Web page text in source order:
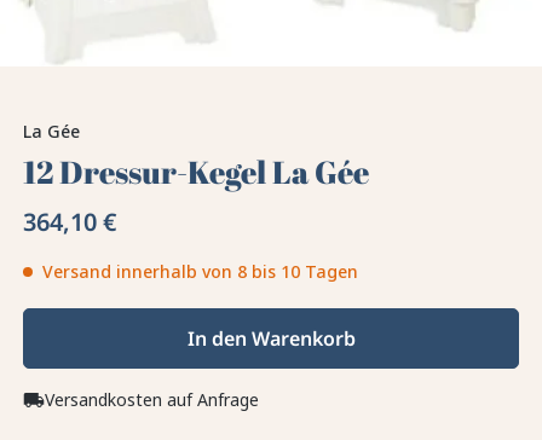
La Gée
12 Dressur-Kegel La Gée
364,10 €
Versand innerhalb von 8 bis 10 Tagen
In den Warenkorb
local_shippingVersandkosten auf Anfrage